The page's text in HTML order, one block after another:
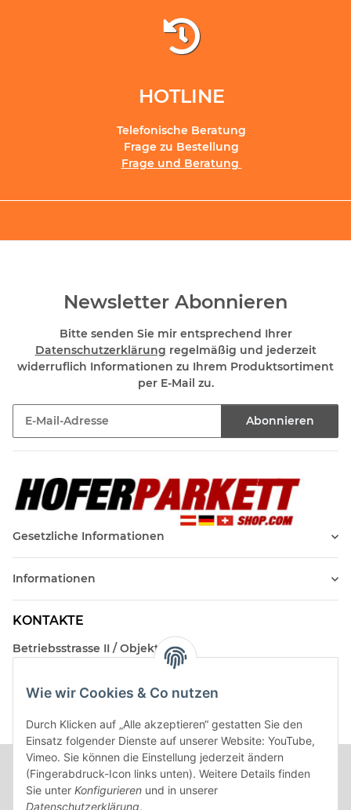
Wie wir Cookies & Co nutzen
Durch Klicken auf „Alle akzeptieren“ gestatten Sie den
Einsatz folgender Dienste auf unserer Website: YouTube,
Vimeo. Sie können die Einstellung jederzeit ändern
(Fingerabdruck-Icon links unten). Weitere Details finden
Sie unter Konfigurieren und in unserer
Datenschutzerklärung.
HOTLINE
Telefonische Beratung
Frage zu Bestellung
Frage und Beratung
Newsletter Abonnieren
Bitte senden Sie mir entsprechend Ihrer
Datenschutzerklärung regelmäßig und jederzeit
widerruflich Informationen zu Ihrem Produktsortiment
per E-Mail zu.
Abonnieren
Gesetzliche Informationen
Informationen
KONTAKTE
Betriebsstrasse II / Objekt 17
Kontakt